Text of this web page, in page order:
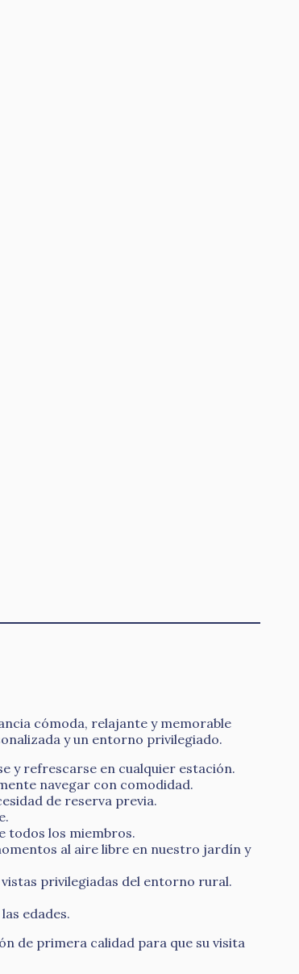
cómoda, relajante y memorable
y un entorno privilegiado.
y refrescarse en cualquier estación.
navegar con comodidad.
de reserva previa.
todos los miembros.
al aire libre en nuestro jardín y
privilegiadas del entorno rural.
edades.
de primera calidad para que su visita